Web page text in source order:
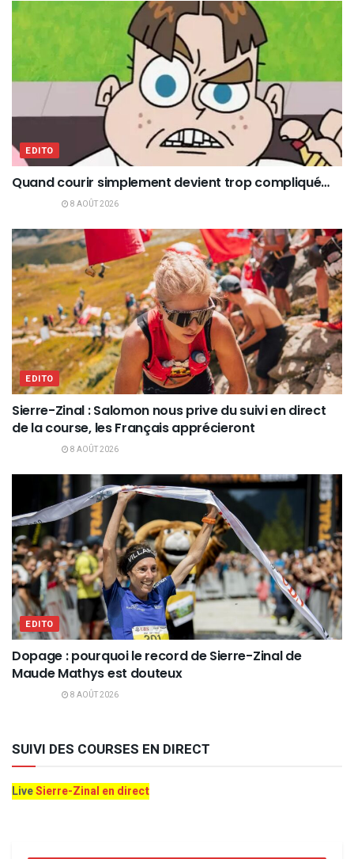
EDITO
Quand courir simplement devient trop compliqué…
8 AOÛT 2026
EDITO
Sierre-Zinal : Salomon nous prive du suivi en direct
de la course, les Français apprécieront
8 AOÛT 2026
EDITO
Dopage : pourquoi le record de Sierre-Zinal de
Maude Mathys est douteux
8 AOÛT 2026
SUIVI DES COURSES EN DIRECT
LiveSierre-Zinal en direct